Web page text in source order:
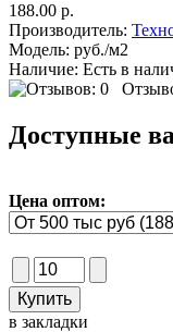
188.00 р.
Производитель:
Модель: руб./м2
Наличие: Есть в
Доступные
Цена оптом:
в закладки